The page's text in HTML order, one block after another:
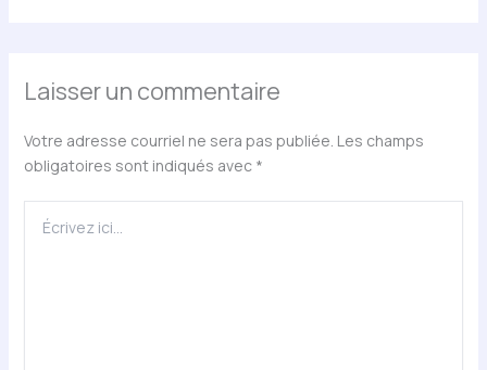
Laisser un commentaire
Votre adresse courriel ne sera pas publiée. Les champs
obligatoires sont indiqués avec *
ici…